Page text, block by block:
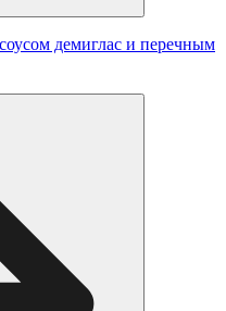
демиглас и перечным